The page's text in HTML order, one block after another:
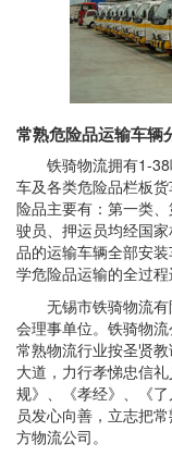
常熟危险品运输车辆
铁骑物流拥有1-
车及各类危险品栏板
险品主要有：第一类
驶员、押运员均经国
品的运输车辆全部安
学危险品运输的全过程
无锡市铁骑物流
会理事单位。铁骑物
常熟物流行业按圣贤
大道，力行孝悌忠信
规》、《孝经》、《
员发心向善，立志把
方物流公司。